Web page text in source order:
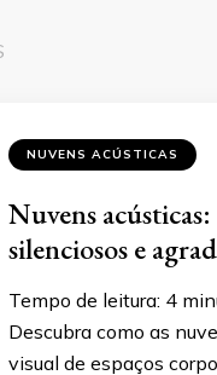
NUVENS ACÚSTICAS
Nuvens
silenciosos e
Tempo de leitura: 4
Descubra como as
visual de espaços